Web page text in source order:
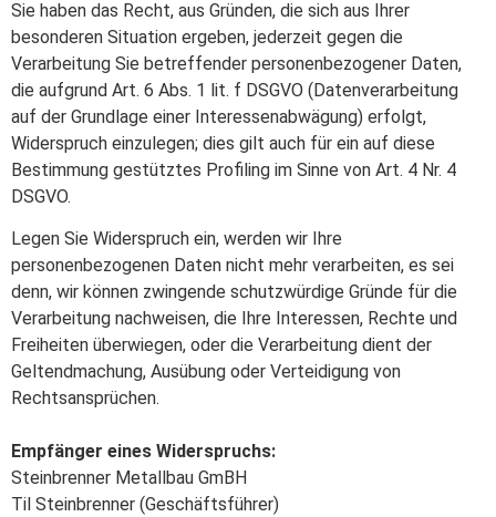
Sie haben das Recht, aus Gründen, die sich aus Ihrer
besonderen Situation ergeben, jederzeit gegen die
Verarbeitung Sie betreffender personenbezogener Daten,
die aufgrund Art. 6 Abs. 1 lit. f DSGVO (Datenverarbeitung
auf der Grundlage einer Interessenabwägung) erfolgt,
Widerspruch einzulegen; dies gilt auch für ein auf diese
Bestimmung gestütztes Profiling im Sinne von Art. 4 Nr. 4
DSGVO.
Legen Sie Widerspruch ein, werden wir Ihre
personenbezogenen Daten nicht mehr verarbeiten, es sei
denn, wir können zwingende schutzwürdige Gründe für die
Verarbeitung nachweisen, die Ihre Interessen, Rechte und
Freiheiten überwiegen, oder die Verarbeitung dient der
Geltendmachung, Ausübung oder Verteidigung von
Rechtsansprüchen.
Empfänger eines Widerspruchs:
Steinbrenner Metallbau GmBH
Til Steinbrenner (Geschäftsführer)